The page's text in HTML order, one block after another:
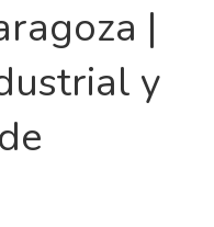
|
y